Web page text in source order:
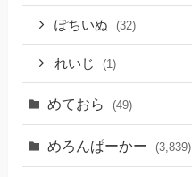
ぽちいぬ (32)
れいじ (1)
めておら (49)
めろんぱーかー (3,839)